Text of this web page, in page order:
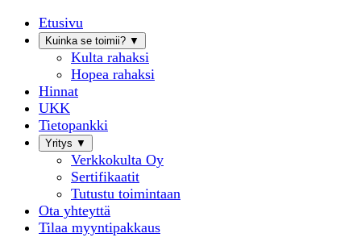
Etusivu
Kuinka se toimii? ▼
Kulta rahaksi
Hopea rahaksi
Hinnat
UKK
Tietopankki
Yritys ▼
Verkkokulta Oy
Sertifikaatit
Tutustu toimintaan
Ota yhteyttä
Tilaa myyntipakkaus